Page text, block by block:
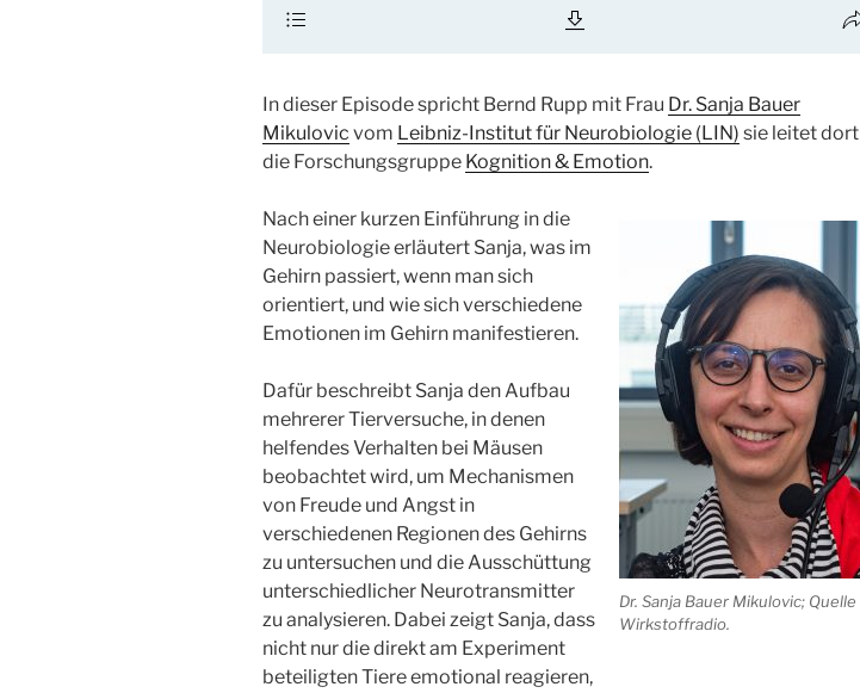
In dieser Episode spricht Bernd Rupp mit Frau Dr. Sanja Bauer
Mikulovic vom Leibniz-Institut für Neurobiologie (LIN) sie leitet dort
die Forschungsgruppe Kognition & Emotion.
Dr. Sanja Bauer Mikulovic; Quelle
Wirkstoffradio.
Nach einer kurzen Einführung in die
Neurobiologie erläutert Sanja, was im
Gehirn passiert, wenn man sich
orientiert, und wie sich verschiedene
Emotionen im Gehirn manifestieren.
Dafür beschreibt Sanja den Aufbau
mehrerer Tierversuche, in denen
helfendes Verhalten bei Mäusen
beobachtet wird, um Mechanismen
von Freude und Angst in
verschiedenen Regionen des Gehirns
zu untersuchen und die Ausschüttung
unterschiedlicher Neurotransmitter
zu analysieren. Dabei zeigt Sanja, dass
nicht nur die direkt am Experiment
beteiligten Tiere emotional reagieren,